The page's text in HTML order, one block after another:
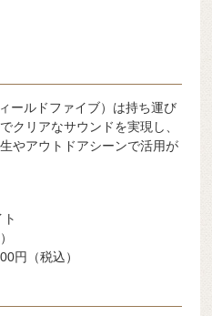
ールドファイブ）は持ち運び
クリアなサウンドを実現し、
やアウトドアシーンで活用が
円（税込）